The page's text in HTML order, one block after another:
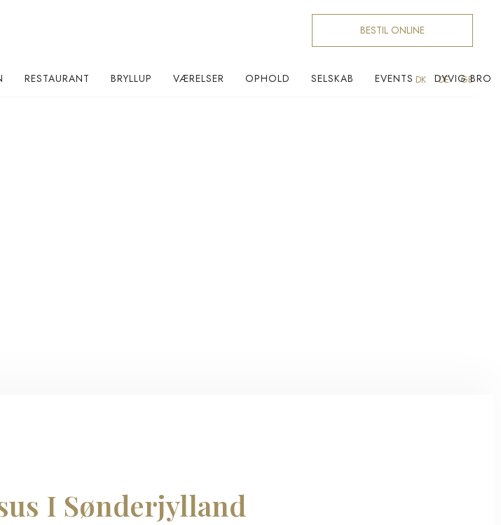
BESTIL ONLINE
RESTAURANT BRYLLUP VÆRELSER OPHOLD SELSKAB EVENTS DYVIG BRO
DK DE GB
I Sønderjylland​